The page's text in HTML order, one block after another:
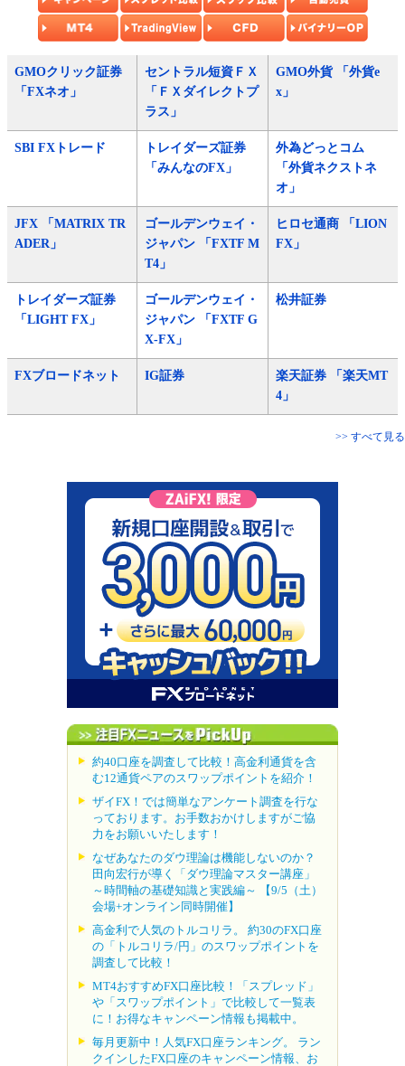
GMOクリック証券
「FXネオ」
セントラル短資ＦＸ
「ＦＸダイレクトプ
ラス」
GMO外貨 「外貨e
x」
SBI FXトレード
トレイダーズ証券
「みんなのFX」
外為どっとコム
「外貨ネクストネ
オ」
JFX 「MATRIX TR
ADER」
ゴールデンウェイ・
ジャパン 「FXTF M
T4」
ヒロセ通商 「LION
FX」
トレイダーズ証券
「LIGHT FX」
ゴールデンウェイ・
ジャパン 「FXTF G
X-FX」
松井証券
FXブロードネット IG証券
楽天証券 「楽天MT
4」
>> すべて見る
約40口座を調査して比較！高金利通貨を含
む12通貨ペアのスワップポイントを紹介！
ザイFX！では簡単なアンケート調査を行な
っております。お手数おかけしますがご協
力をお願いいたします！
なぜあなたのダウ理論は機能しないのか？
田向宏行が導く「ダウ理論マスター講座」
～時間軸の基礎知識と実践編～ 【9/5（土）
会場+オンライン同時開催】
高金利で人気のトルコリラ。 約30のFX口座
の「トルコリラ/円」のスワップポイントを
調査して比較！
MT4おすすめFX口座比較！「スプレッド」
や「スワップポイント」で比較して一覧表
に！お得なキャンペーン情報も掲載中。
毎月更新中！人気FX口座ランキング。 ラン
クインしたFX口座のキャンペーン情報、お